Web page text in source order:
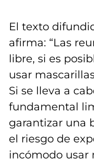
El texto
afirma: “Las
libre, si es
usar
Si se lleva a
fundamental
garantizar una
el riesgo de
incómodo usar